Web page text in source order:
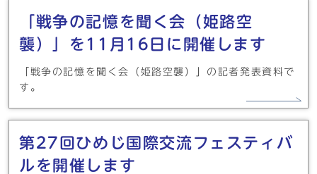
「戦争の記憶を聞く会（姫路空
襲）」を11月16日に開催します
「戦争の記憶を聞く会（姫路空襲）」の記者発表資料で
す。
第27回ひめじ国際交流フェスティバ
ルを開催します